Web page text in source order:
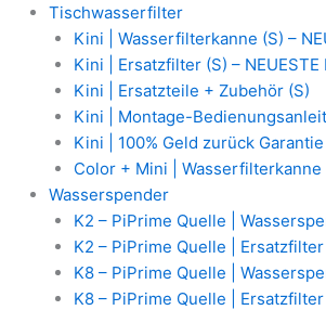
Zum
springen
Tischwasserfilter
Kini | Wasserfilterkanne (S) –
Kini | Ersatzfilter (S) – NEUESTE
Kini | Ersatzteile + Zubehör (S)
Kini | Montage-
Kini | 100% Geld zurück Garantie
Color + Mini | Wasserfilterkanne
Wasserspender
K2 – PiPrime Quelle |
K2 – PiPrime Quelle | Ersatzfilter
K8 – PiPrime Quelle |
K8 – PiPrime Quelle | Ersatzfilter
MAUNAWAI
Wasserspender
PiPrime
unterer
Filterwasser
Glasbehälter